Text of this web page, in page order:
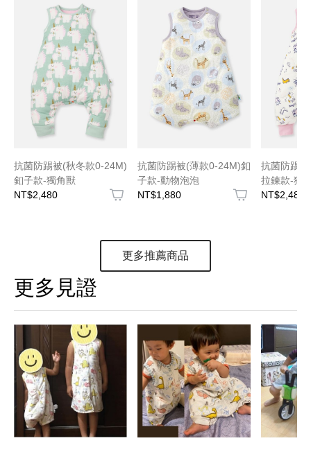
抗菌防踢被(秋冬款0-24M)
釦子款-獨角獸
NT$2,480
抗菌防踢被(薄款0-24M)釦
子款-動物泡泡
NT$1,880
抗菌防踢
拉鍊款-獨
NT$2,480
更多推薦商品
更多見證